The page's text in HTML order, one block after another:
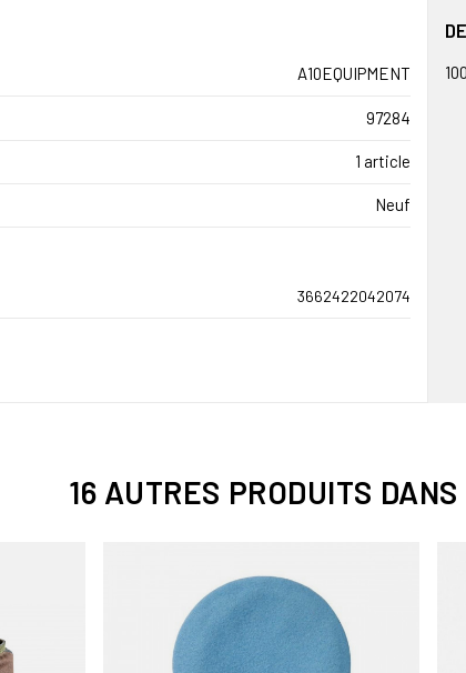
A10EQUIPMENT
97284
1 article
Neuf
3662422042074
16 AUTRES PRODUITS